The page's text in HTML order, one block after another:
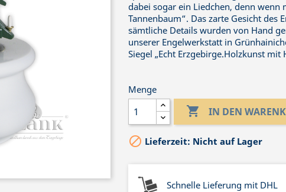
dabei sogar ein Liedchen, denn wenn
Tannenbaum“. Das zarte Gesicht des
sämtliche Details wurden von Hand
unserer Engelwerkstatt in
Siegel „Echt Erzgebirge.Holzkunst mit
Menge
 IN DEN
 Lieferzeit: Nicht auf Lager
Schnelle Lieferung mit DHL